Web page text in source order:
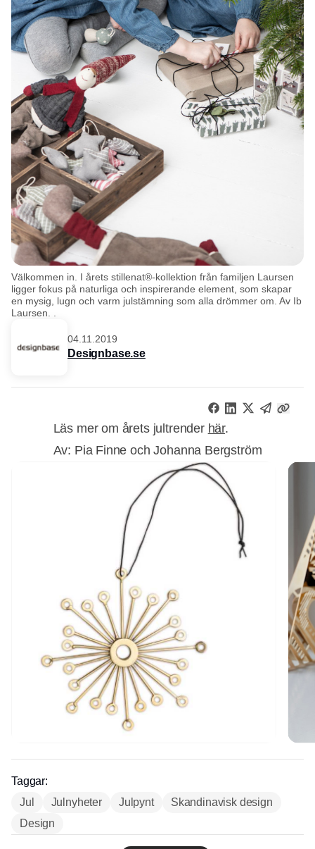
Välkommen in. I årets stillenat®-kollektion från familjen Laursen
ligger fokus på naturliga och inspirerande element, som skapar
en mysig, lugn och varm julstämning som alla drömmer om. Av Ib
Laursen. .
04.11.2019
Designbase.se
Läs mer om årets jultrender här.
Av: Pia Finne och Johanna Bergström
Taggar:
Jul
Julnyheter Julpynt
Skandinavisk design
Design